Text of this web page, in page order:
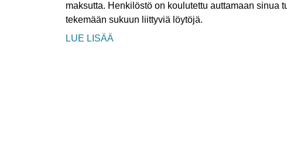
maksutta. Henkilöstö on koulutettu auttamaan sinua
tekemään sukuun liittyviä löytöjä.
LUE LISÄÄ